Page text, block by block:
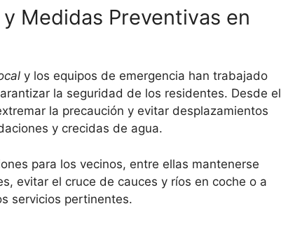
Medidas Preventivas en
y los equipos de emergencia han trabajado
la seguridad de los residentes. Desde el
la precaución y evitar desplazamientos
y crecidas de agua.
para los vecinos, entre ellas mantenerse
evitar el cruce de cauces y ríos en coche o a
servicios pertinentes.